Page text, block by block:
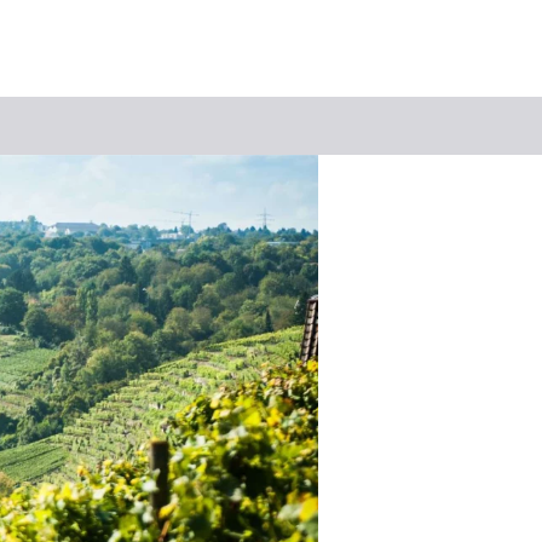
Suchbegriff
Das könnte Sie interessieren
Stadtführungen
Tickets
Citytour
Übernachtung
Erlebnisse
Essen & Trinken
Wein
Automobil
Kultur
Feste & Highlights